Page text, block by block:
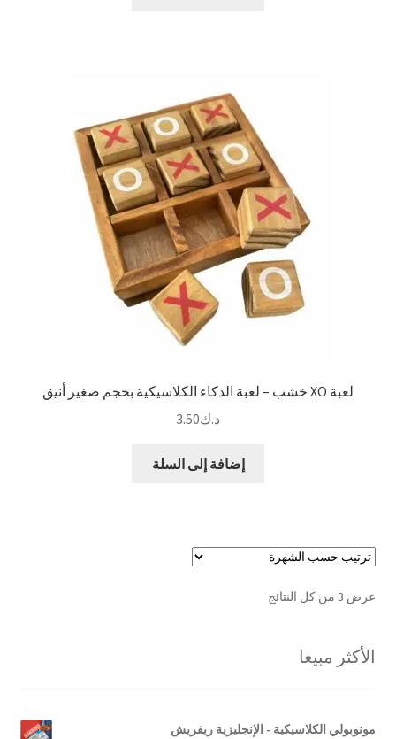
لعبة XO خشب – لعبة الذكاء الكلاسيكية بحجم صغير أنيق
د.ك3.50
إضافة إلى السلة
عرض ⁦3⁩ من كل النتائج
تم
الأكثر مبيعا
مونوبولي الكلاسيكية - الإنجليزية ريفريش